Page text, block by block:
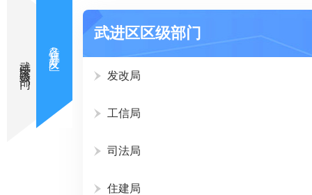
武进区区级部门
各镇（开发区）
武进区区级部门
发改局
工信局
司法局
住建局